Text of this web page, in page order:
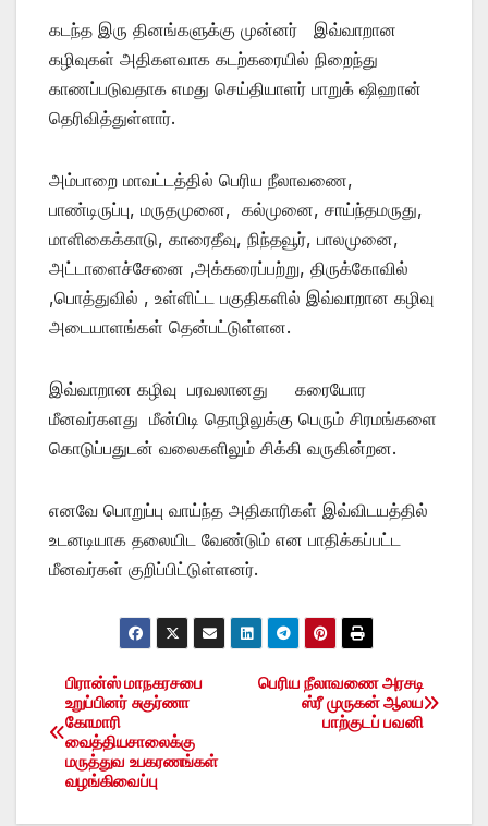
கடந்த இரு தினங்களுக்கு முன்னர் இவ்வாறான
கழிவுகள் அதிகளவாக கடற்கரையில் நிறைந்து
காணப்படுவதாக எமது செய்தியாளர் பாறுக் ஷிஹான்
தெரிவித்துள்ளார்.
அம்பாறை மாவட்டத்தில் பெரிய நீலாவணை,
பாண்டிருப்பு, மருதமுனை, கல்முனை, சாய்ந்தமருது,
மாளிகைக்காடு, காரைதீவு, நிந்தவூர், பாலமுனை,
அட்டாளைச்சேனை ,அக்கரைப்பற்று, திருக்கோவில்
,பொத்துவில் , உள்ளிட்ட பகுதிகளில் இவ்வாறான கழிவு
அடையாளங்கள் தென்பட்டுள்ளன.
இவ்வாறான கழிவு பரவலானது கரையோர
மீனவர்களது மீன்பிடி தொழிலுக்கு பெரும் சிரமங்களை
கொடுப்பதுடன் வலைகளிலும் சிக்கி வருகின்றன.
எனவே பொறுப்பு வாய்ந்த அதிகாரிகள் இவ்விடயத்தில்
உடனடியாக தலையிட வேண்டும் என பாதிக்கப்பட்ட
மீனவர்கள் குறிப்பிட்டுள்ளனர்.
Post
navigation
பெரிய நீலாவணை அரசடி
ஸ்ரீ முருகன் ஆலய
பாற்குடப் பவனி
பிரான்ஸ் மாநகரசபை
உறுப்பினர் சுகுர்ணா
கோமாரி
வைத்தியசாலைக்கு
மருத்துவ உபகரணங்கள்
வழங்கிவைப்பு